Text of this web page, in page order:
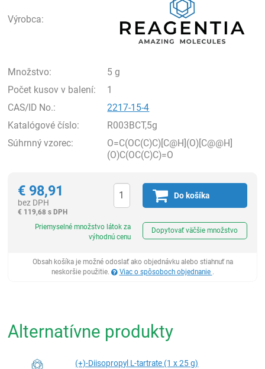
Výrobca:
Množstvo:
5 g
Počet kusov v balení:
1
CAS/ID No.:
2217-15-4
Katalógové číslo:
R003BCT,5g
Súhrnný vzorec:
O=C(OC(C)C)[C@H](O)[C@@H]
(O)C(OC(C)C)=O
€ 98,91
bez DPH
€ 119,68 s DPH
Do košíka
Priemyselné množstvo látok za
výhodnú cenu
Dopytovať väčšie množstvo
Obsah košíka je možné odoslať ako objednávku alebo stiahnuť na
neskoršie použitie.
Viac o spôsoboch objednanie .
Alternatívne produkty
(+)-Diisopropyl L-tartrate (1 x 25 g)